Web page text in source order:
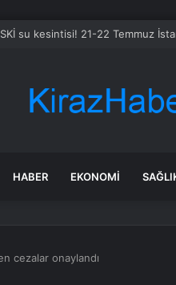
ve Kahramanmaraş Okul
HABER EKONOMI
cezalar onaylandı